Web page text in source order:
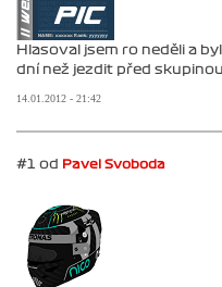
Hlasoval jsem ro neděli a
dní než jezdit před
14.01.2012 - 21:42
#1 od Pavel Svoboda